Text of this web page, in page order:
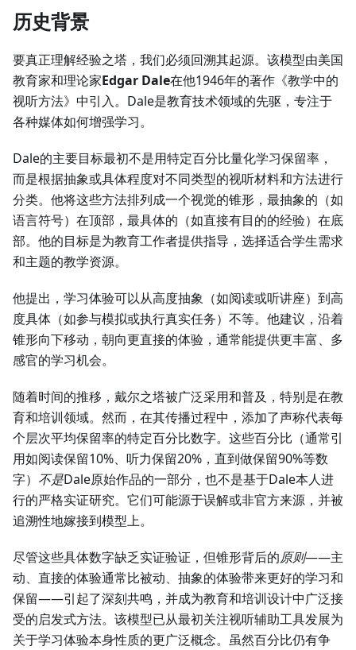
历史背景
要真正理解经验之塔，我们必须回溯其起源。该模型由美国
教育家和理论家Edgar Dale在他1946年的著作《教学中的
视听方法》中引入。Dale是教育技术领域的先驱，专注于
各种媒体如何增强学习。
Dale的主要目标最初不是用特定百分比量化学习保留率，
而是根据抽象或具体程度对不同类型的视听材料和方法进行
分类。他将这些方法排列成一个视觉的锥形，最抽象的（如
语言符号）在顶部，最具体的（如直接有目的的经验）在底
部。他的目标是为教育工作者提供指导，选择适合学生需求
和主题的教学资源。
他提出，学习体验可以从高度抽象（如阅读或听讲座）到高
度具体（如参与模拟或执行真实任务）不等。他建议，沿着
锥形向下移动，朝向更直接的体验，通常能提供更丰富、多
感官的学习机会。
随着时间的推移，戴尔之塔被广泛采用和普及，特别是在教
育和培训领域。然而，在其传播过程中，添加了声称代表每
个层次平均保留率的特定百分比数字。这些百分比（通常引
用如阅读保留10%、听力保留20%，直到做保留90%等数
字） 不是Dale原始作品的一部分，也不是基于Dale本人进
行的严格实证研究。它们可能源于误解或非官方来源，并被
追溯性地嫁接到模型上。
尽管这些具体数字缺乏实证验证，但锥形背后的原则——主
动、直接的体验通常比被动、抽象的体验带来更好的学习和
保留——引起了深刻共鸣，并成为教育和培训设计中广泛接
受的启发式方法。该模型已从最初关注视听辅助工具发展为
关于学习体验本身性质的更广泛概念。虽然百分比仍有争